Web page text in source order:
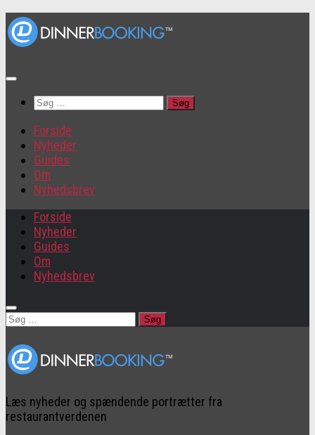
Søg
Forside
Nyheder
Guides
Om
Nyhedsbrev
Forside
Nyheder
Guides
Om
Nyhedsbrev
Søg
Læs nyheder og spændende portrætter fra
restaurantverdenen